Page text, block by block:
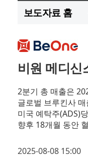
보도자료 홈
비원 메디신
2분기 총 매출은
글로벌 브루킨사
미국 예탁주(ADS)
향후 18개월 동안
2025-08-08 15:00